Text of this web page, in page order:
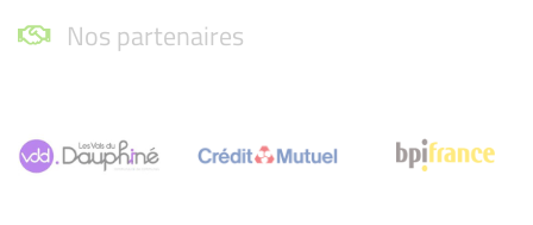
Nos partenaires